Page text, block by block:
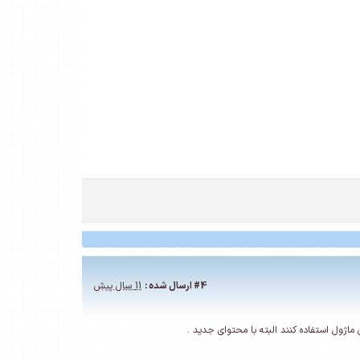
#4 ارسال شده : 11 سال پیش
استفاده کنند البته با محتوای جدید .